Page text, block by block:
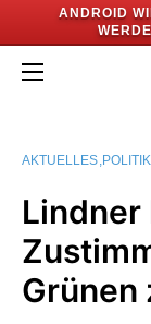
ANDROID
AKTUELLES POLITIK
Grünen